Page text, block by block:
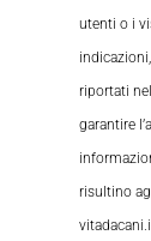
utenti o i
riportati
garantire
risultino